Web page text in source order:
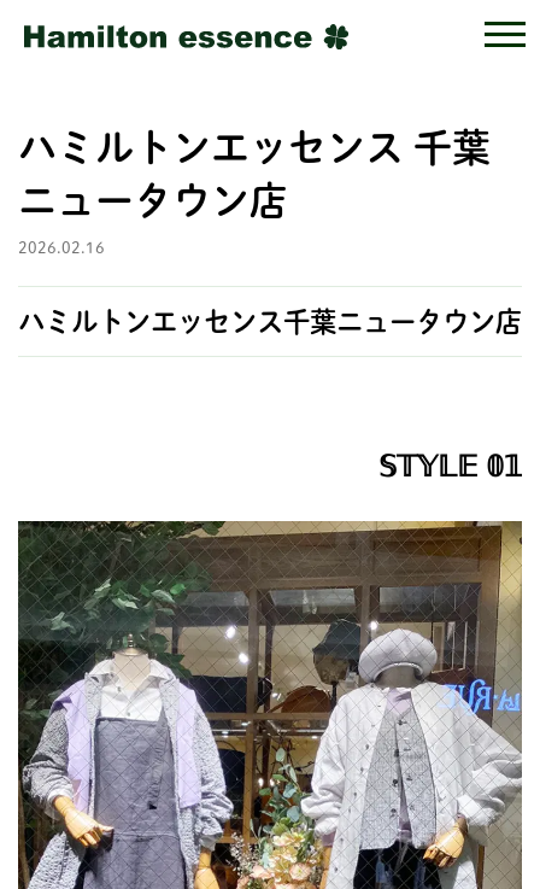
ハミルトンエッセンス 千葉
ニュータウン店
2026.02.16
ハミルトンエッセンス千葉ニュータウン店
𝕊𝕋𝕐𝕃𝔼 𝟘𝟙